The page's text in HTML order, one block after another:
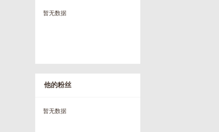
暂无数据
他的粉丝
暂无数据